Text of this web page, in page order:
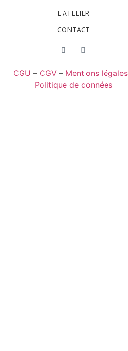
L'ATELIER
CONTACT
CGU – CGV – Mentions légales
Politique de données